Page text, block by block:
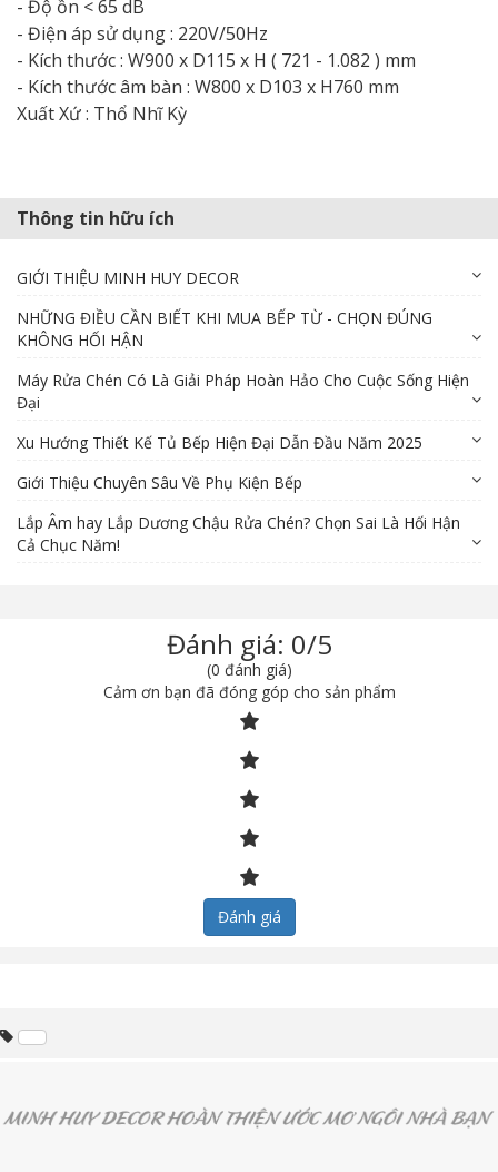
- Độ ồn < 65 dB
- Điện áp sử dụng : 220V/50Hz
- Kích thước : W900 x D115 x H ( 721 - 1.082 ) mm
- Kích thước âm bàn : W800 x D103 x H760 mm
Xuất Xứ : Thổ Nhĩ Kỳ
Thông tin hữu ích
GIỚI THIỆU MINH HUY DECOR
NHỮNG ĐIỀU CẦN BIẾT KHI MUA BẾP TỪ - CHỌN ĐÚNG
KHÔNG HỐI HẬN
Máy Rửa Chén Có Là Giải Pháp Hoàn Hảo Cho Cuộc Sống Hiện
Đại
Xu Hướng Thiết Kế Tủ Bếp Hiện Đại Dẫn Đầu Năm 2025
Giới Thiệu Chuyên Sâu Về Phụ Kiện Bếp
Lắp Âm hay Lắp Dương Chậu Rửa Chén? Chọn Sai Là Hối Hận
Cả Chục Năm!
Đánh giá: 0/5
(0 đánh giá)
Cảm ơn bạn đã đóng góp cho sản phẩm
Đánh giá